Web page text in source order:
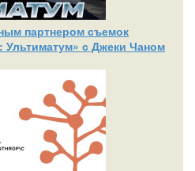
партнером съемок
с Джеки Чаном